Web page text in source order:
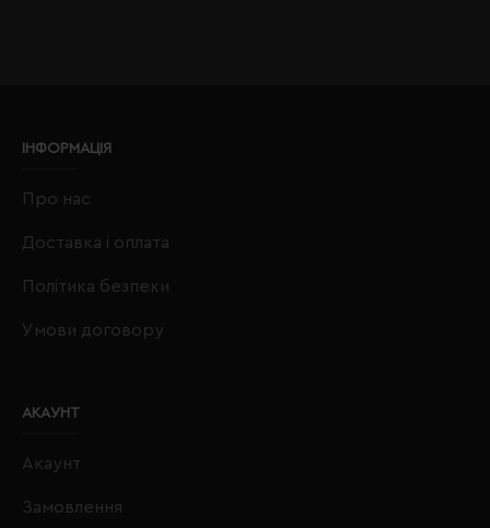
ІНФОРМАЦІЯ
Про нас
Доставка і оплата
Політика безпеки
Умови договору
АКАУНТ
Акаунт
Замовлення